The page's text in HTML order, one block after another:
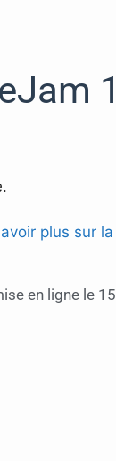
plus sur
en ligne le